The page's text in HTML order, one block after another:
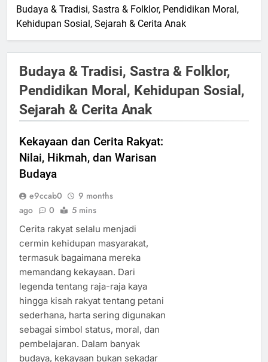
Budaya & Tradisi, Sastra & Folklor, Pendidikan Moral,
Kehidupan Sosial, Sejarah & Cerita Anak
Budaya & Tradisi, Sastra & Folklor,
Pendidikan Moral, Kehidupan Sosial,
Sejarah & Cerita Anak
Kekayaan dan Cerita Rakyat:
Nilai, Hikmah, dan Warisan
Budaya
e9ccab0
9 months
ago
0 5 mins
Cerita rakyat selalu menjadi
cermin kehidupan masyarakat,
termasuk bagaimana mereka
memandang kekayaan. Dari
legenda tentang raja-raja kaya
hingga kisah rakyat tentang petani
sederhana, harta sering digunakan
sebagai simbol status, moral, dan
pembelajaran. Dalam banyak
budaya, kekayaan bukan sekadar